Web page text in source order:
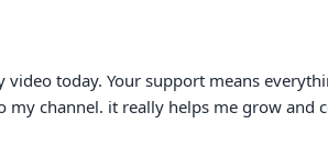
today. Your support means
channel. it really helps me grow and